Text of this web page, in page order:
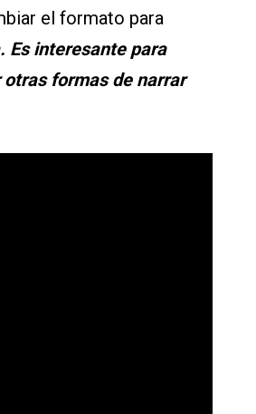
el formato para
Es interesante para
formas de narrar